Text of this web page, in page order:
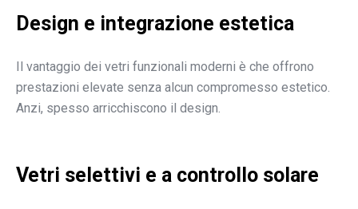
Design e integrazione estetica
Il vantaggio dei vetri funzionali moderni è che offrono
prestazioni elevate senza alcun compromesso estetico.
Anzi, spesso arricchiscono il design.
Vetri selettivi e a controllo solare